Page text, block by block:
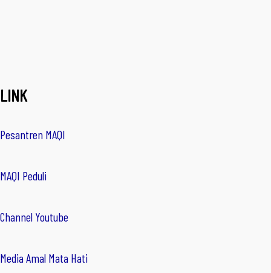
LINK
Pesantren MAQI
MAQI Peduli
Channel Youtube
Media Amal Mata Hati